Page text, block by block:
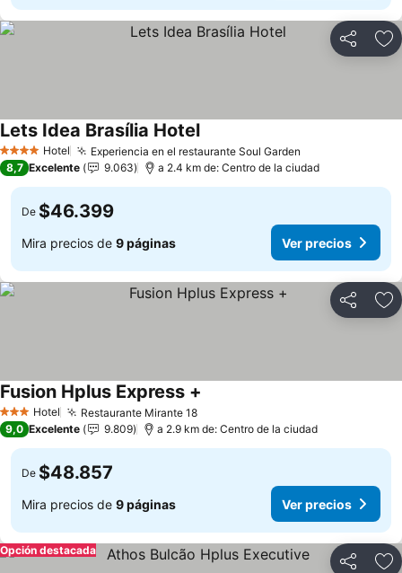
Compartir
4 EstrellasHotel Experiencia en el restaurante Soul Garden
Lets Idea Brasília Hotel
8,7 Excelente 9.063 a 2.4 km de: Centro de la ciudad
De $46.399
Mira precios de 9 páginas Ver precios
Compartir
3 Estrellas
Hotel Restaurante Mirante 18
Fusion Hplus Express +
9,0 Excelente 9.809 a 2.9 km de: Centro de la ciudad
De $48.857
Mira precios de 9 páginas Ver precios
Compartir
Opción destacada